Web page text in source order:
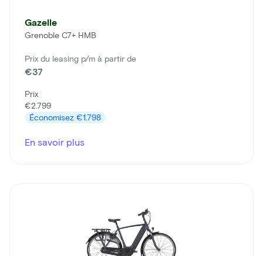
Gazelle
Grenoble C7+ HMB
Prix du leasing p/m à partir de
€37
Prix
€2.799
Économisez €1.798
En savoir plus